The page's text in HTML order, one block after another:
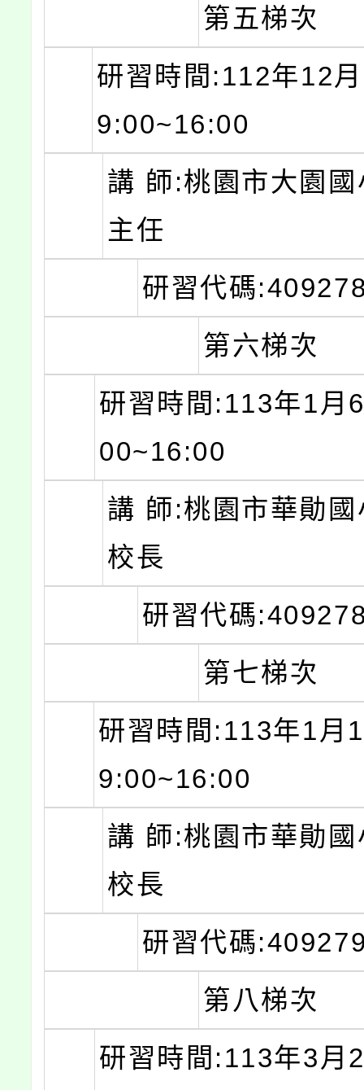
第五梯次
研習時間:112年12
9:00~16:00
講 師:桃園市大園
主任
研習代碼
第六梯次
研習時間:113年1月
00~16:00
講 師:桃園市華勛
校長
研習代碼
第七梯次
研習時間:113年1月
9:00~16:00
講 師:桃園市華勛
校長
研習代碼
第八梯次
研習時間:113年3月